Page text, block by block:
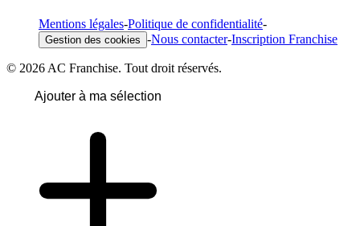
Mentions légales-Politique de confidentialité-
Gestion des cookies -Nous contacter-Inscription Franchise
© 2026 AC Franchise. Tout droit réservés.
Ajouter à ma sélection